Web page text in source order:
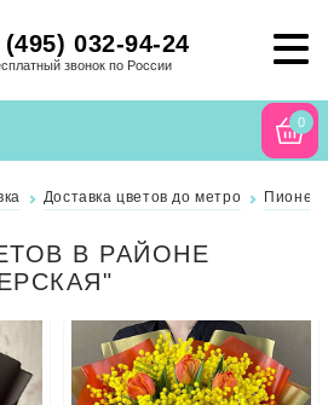
(495) 032-94-24
звонок по России
0
Доставка цветов до метро
В РАЙОНЕ